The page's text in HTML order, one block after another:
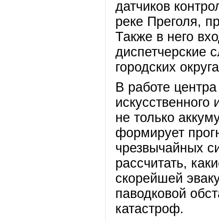
датчиков
реке Преголя,
Также в него
диспетчерские
городских
В работе
искусственного
не только
формирует
чрезвычайных
рассчитать,
скорейшей
паводковой
катастроф.